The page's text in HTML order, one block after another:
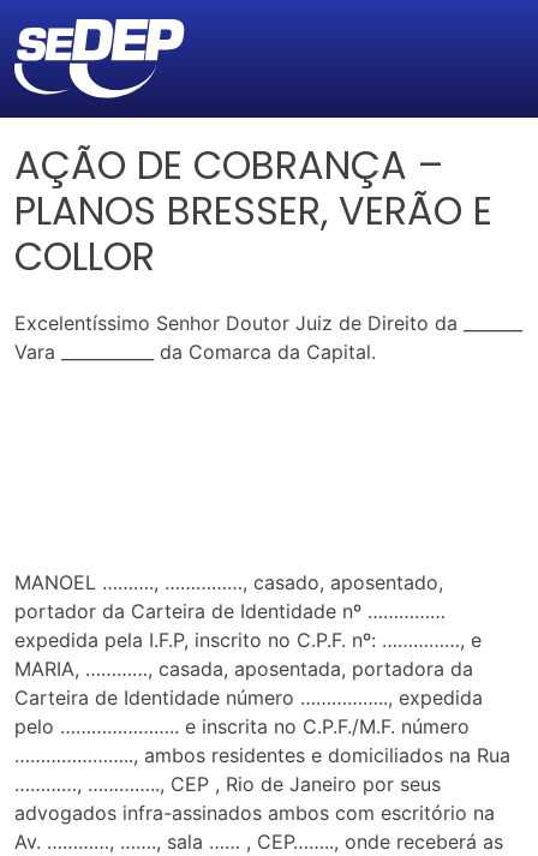
AÇÃO DE COBRANÇA –
PLANOS BRESSER, VERÃO E
COLLOR
Excelentíssimo Senhor Doutor Juiz de Direito da _______
Vara ___________ da Comarca da Capital.
MANOEL ………., ……………, casado, aposentado,
portador da Carteira de Identidade nº ……………
expedida pela I.F.P, inscrito no C.P.F. nº: ……………, e
MARIA, …………, casada, aposentada, portadora da
Carteira de Identidade número …………….., expedida
pelo ………………….. e inscrita no C.P.F./M.F. número
………………….., ambos residentes e domiciliados na Rua
…………, ………….., CEP , Rio de Janeiro por seus
advogados infra-assinados ambos com escritório na
Av. …………, ……., sala …… , CEP…….., onde receberá as